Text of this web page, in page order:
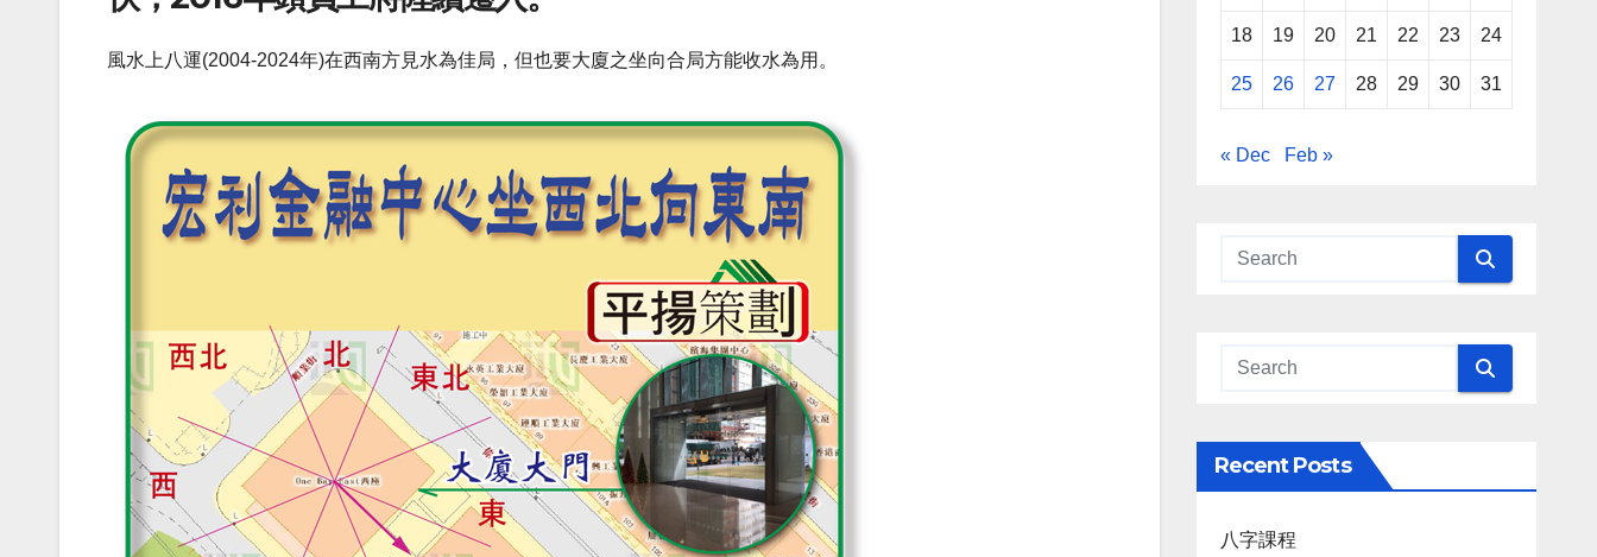
風水上八運(2004-2024年)在西南方見水為佳局，但也要大廈之坐向合局方能收水為用。
18 19 20 21 22 23 24
25 26 27 28 29 30 31
« Dec Feb »
Recent Posts
八字課程